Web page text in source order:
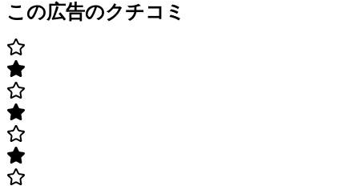
この広告のクチコミ